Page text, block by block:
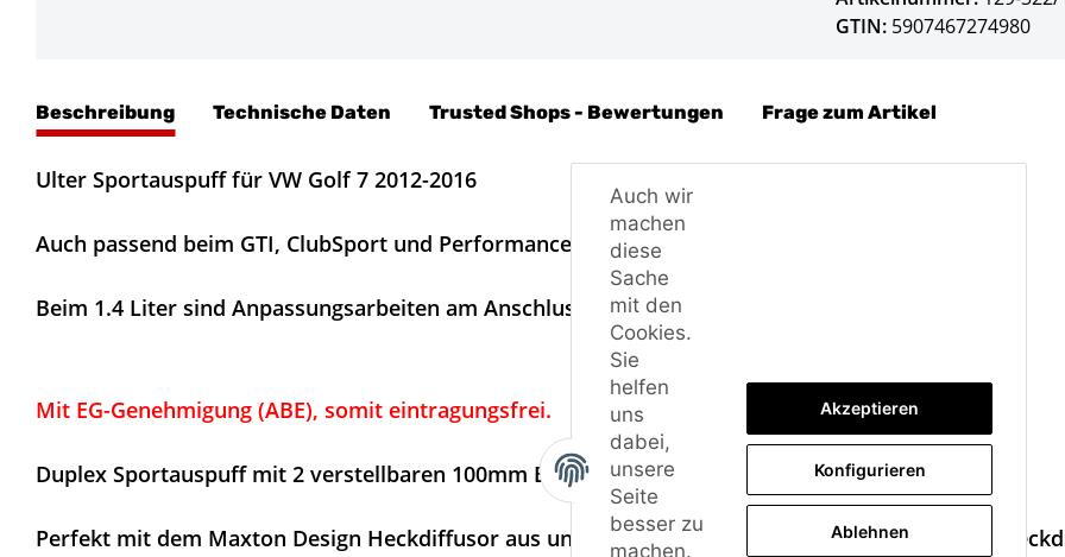
GTIN: 5907467274980
Beschreibung Technische Daten Trusted Shops - Bewertungen Frage zum Artikel
Ulter Sportauspuff für VW Golf 7 2012-2016
Auch passend beim GTI, ClubSport und Performance.
Beim 1.4 Liter sind Anpassungsarbeiten am Anschluss notwendig.
Mit EG-Genehmigung (ABE), somit eintragungsfrei.
Duplex Sportauspuff mit 2 verstellbaren 100mm Endrohren, passend für alle Modelle bis 195 kW.
Perfekt mit dem Maxton Design Heckdiffusor aus unserem Shop, oder mit dem originalen GTI
Auch wir
machen
diese
Sache
mit den
Cookies.
Sie
helfen
uns
dabei,
unsere
Seite
besser zu
machen.
Akzeptieren
Konfigurieren
Ablehnen